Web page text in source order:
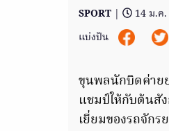
SPORT |
14 ม.ค
แบ่งปัน
ขุนพลนักบิดค่าย
แชมป์ให้กับต้นสั
เยี่ยมของรถจัก